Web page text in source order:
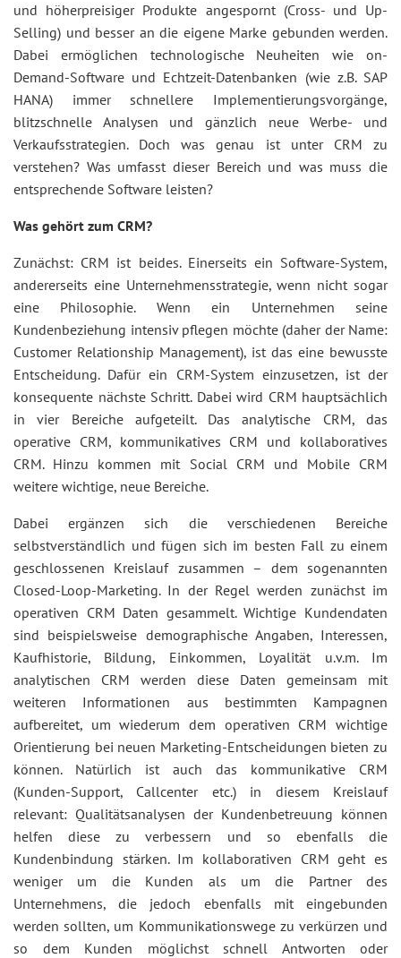
und höherpreisiger Produkte angespornt (Cross- und Up-
Selling) und besser an die eigene Marke gebunden werden.
Dabei ermöglichen technologische Neuheiten wie on-
Demand-Software und Echtzeit-Datenbanken (wie z.B. SAP
HANA) immer schnellere Implementierungsvorgänge,
blitzschnelle Analysen und gänzlich neue Werbe- und
Verkaufsstrategien. Doch was genau ist unter CRM zu
verstehen? Was umfasst dieser Bereich und was muss die
entsprechende Software leisten?
Was gehört zum CRM?
Zunächst: CRM ist beides. Einerseits ein Software-System,
andererseits eine Unternehmensstrategie, wenn nicht sogar
eine Philosophie. Wenn ein Unternehmen seine
Kundenbeziehung intensiv pflegen möchte (daher der Name:
Customer Relationship Management), ist das eine bewusste
Entscheidung. Dafür ein CRM-System einzusetzen, ist der
konsequente nächste Schritt. Dabei wird CRM hauptsächlich
in vier Bereiche aufgeteilt. Das analytische CRM, das
operative CRM, kommunikatives CRM und kollaboratives
CRM. Hinzu kommen mit Social CRM und Mobile CRM
weitere wichtige, neue Bereiche.
Dabei ergänzen sich die verschiedenen Bereiche
selbstverständlich und fügen sich im besten Fall zu einem
geschlossenen Kreislauf zusammen – dem sogenannten
Closed-Loop-Marketing. In der Regel werden zunächst im
operativen CRM Daten gesammelt. Wichtige Kundendaten
sind beispielsweise demographische Angaben, Interessen,
Kaufhistorie, Bildung, Einkommen, Loyalität u.v.m. Im
analytischen CRM werden diese Daten gemeinsam mit
weiteren Informationen aus bestimmten Kampagnen
aufbereitet, um wiederum dem operativen CRM wichtige
Orientierung bei neuen Marketing-Entscheidungen bieten zu
können. Natürlich ist auch das kommunikative CRM
(Kunden-Support, Callcenter etc.) in diesem Kreislauf
relevant: Qualitätsanalysen der Kundenbetreuung können
helfen diese zu verbessern und so ebenfalls die
Kundenbindung stärken. Im kollaborativen CRM geht es
weniger um die Kunden als um die Partner des
Unternehmens, die jedoch ebenfalls mit eingebunden
werden sollten, um Kommunikationswege zu verkürzen und
so dem Kunden möglichst schnell Antworten oder